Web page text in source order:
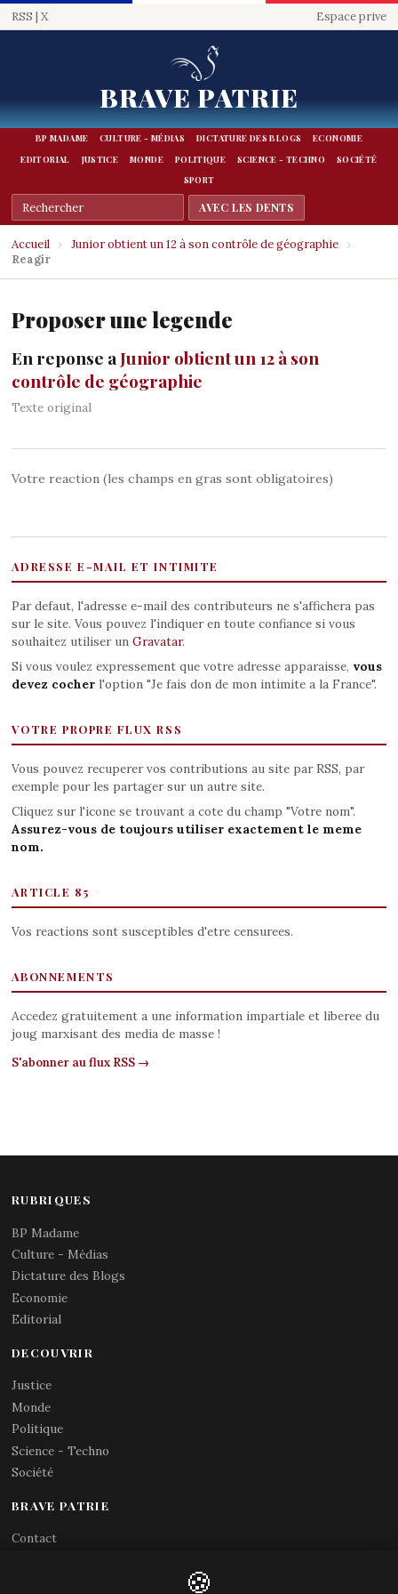
RSS | X Espace prive
BRAVE PATRIE
BP MADAME CULTURE - MÉDIAS DICTATURE DES BLOGS
ECONOMIE
EDITORIAL
JUSTICE MONDE POLITIQUE SCIENCE - TECHNO
SOCIÉTÉ
SPORT
Accueil › Junior obtient un 12 à son contrôle de géographie
›
Reagir
Proposer une legende
En reponse aJunior obtient un 12 à son
contrôle de géographie
Texte original
Votre reaction (les champs en gras sont obligatoires)
ADRESSE E-MAIL ET INTIMITE
Par defaut, l'adresse e-mail des contributeurs ne s'affichera pas
sur le site. Vous pouvez l'indiquer en toute confiance si vous
souhaitez utiliser un Gravatar.
Si vous voulez expressement que votre adresse apparaisse, vous
devez cocherl'option "Je fais don de mon intimite a la France".
VOTRE PROPRE FLUX RSS
Vous pouvez recuperer vos contributions au site par RSS, par
exemple pour les partager sur un autre site.
Cliquez sur l'icone se trouvant a cote du champ "Votre nom".
Assurez-vous de toujours utiliser exactement le meme
nom.
ARTICLE 85
Vos reactions sont susceptibles d'etre censurees.
ABONNEMENTS
Accedez gratuitement a une information impartiale et liberee du
joug marxisant des media de masse !
S'abonner au flux RSS →
RUBRIQUES
BP Madame
Culture - Médias
Dictature des Blogs
Economie
Editorial
DECOUVRIR
Justice
Monde
Politique
Science - Techno
Société
BRAVE PATRIE
Contact
🍪